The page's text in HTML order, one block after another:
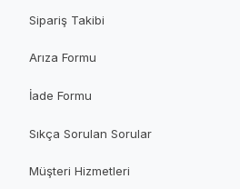
Sipariş Takibi
Arıza Formu
İade Formu
Sıkça Sorulan Sorular
Müşteri Hizmetleri